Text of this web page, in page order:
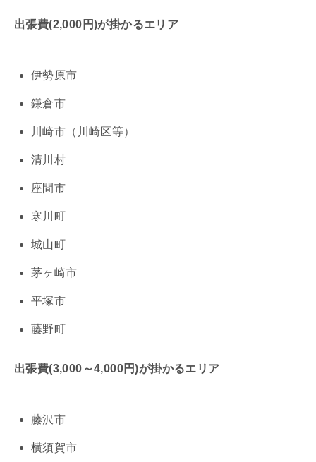
出張費(2,000円)が掛かるエリア
伊勢原市
鎌倉市
川崎市（川崎区等）
清川村
座間市
寒川町
城山町
茅ヶ崎市
平塚市
藤野町
出張費(3,000～4,000円)が掛かるエリア
藤沢市
横須賀市